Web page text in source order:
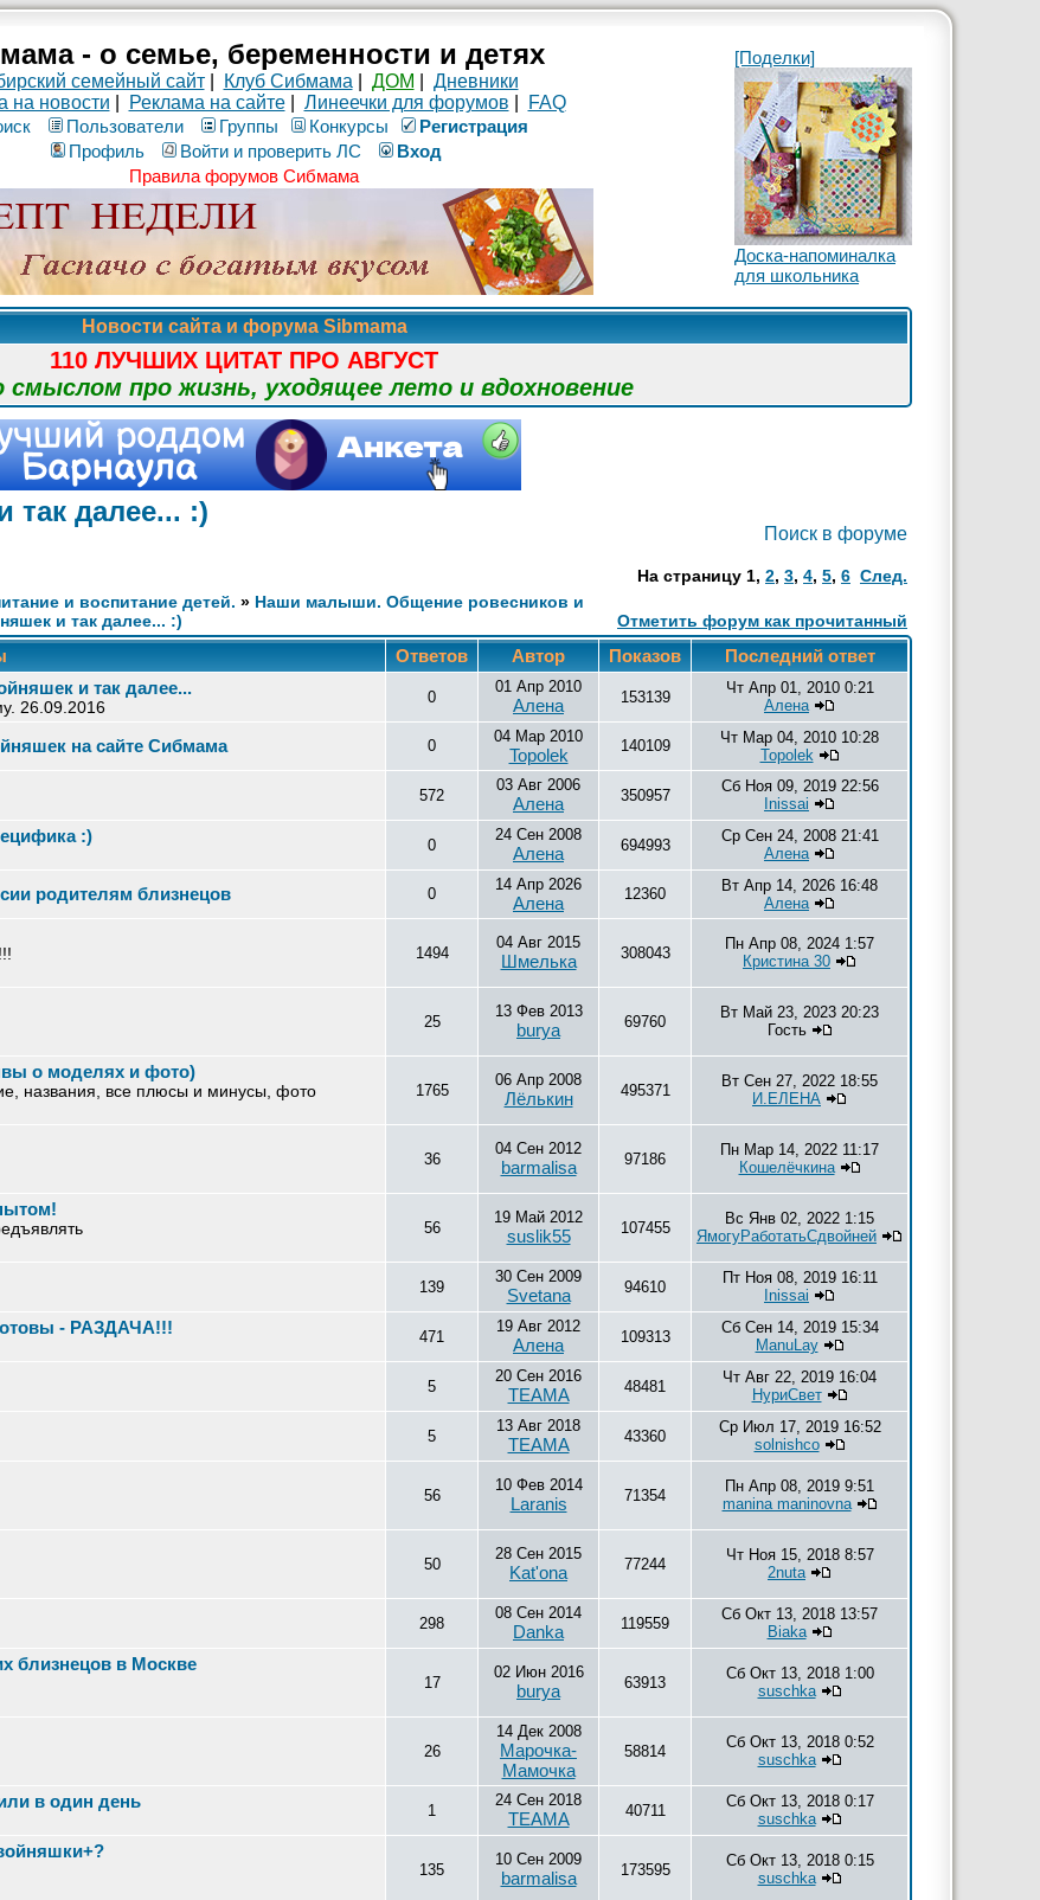
- о семье, беременности и детях
семейный сайт| Клуб Сибмама ДОМ
Дневники
на новости
Реклама на сайте| Линеечки для форумов
FAQ
Пользователи Группы Конкурсы
Рeгиcтpaция
Профиль
Войти и проверить ЛС
Вход
Правила форумов Сибмама
[Поделки]
Доска-напоминалка
для школьника
Новости сайта и форума Sibmama
110 ЛУЧШИХ ЦИТАТ ПРО АВГУСТ
про жизнь, уходящее лето и вдохновение
так далее... :)
Поиск в форуме
На страницу 1, 2, 3, 4, 5, 6 След.
и воспитание детей. » Наши малыши. Общение ровесников и
и так далее... :) Отметить форум как прочитанный
Ответов Автор Показов
Последний ответ
и так далее...
26.09.2016
0
01 Апр 2010
Алена 153139
Чт Апр 01, 2010 0:21
Алена
на сайте Сибмама 0
04 Мар 2010
Topolek 140109
Чт Мар 04, 2010 10:28
Topolek
572
03 Авг 2006
Алена 350957
Сб Ноя 09, 2019 22:56
Inissai
:) 0
24 Сен 2008
Алена 694993
Ср Сен 24, 2008 21:41
Алена
родителям близнецов 0
14 Апр 2026
Алена 12360
Вт Апр 14, 2026 16:48
Алена
1494
04 Авг 2015
Шмелька 308043
Пн Апр 08, 2024 1:57
Кристина 30
25
13 Фев 2013
burya 69760
Вт Май 23, 2023 20:23
Гость
о моделях и фото)
названия, все плюсы и минусы, фото
1765
06 Апр 2008
Лёлькин 495371
Вт Сен 27, 2022 18:55
И.ЕЛЕНА
36
04 Сен 2012
barmalisa 97186
Пн Мар 14, 2022 11:17
Кошелёчкина
56
19 Май 2012
suslik55 107455
Вс Янв 02, 2022 1:15
ЯмогуРаботатьСдвойней
139
30 Сен 2009
Svetana 94610
Пт Ноя 08, 2019 16:11
Inissai
- РАЗДАЧА!!! 471
19 Авг 2012
Алена 109313
Сб Сен 14, 2019 15:34
ManuLay
5
20 Сен 2016
ТЕАМА 48481
Чт Авг 22, 2019 16:04
НуриСвет
5
13 Авг 2018
ТЕАМА 43360
Ср Июл 17, 2019 16:52
solnishco
56
10 Фев 2014
Laranis 71354
Пн Апр 08, 2019 9:51
manina maninovna
50
28 Сен 2015
Kat'ona 77244
Чт Ноя 15, 2018 8:57
2nuta
298
08 Сен 2014
Danka 119559
Сб Окт 13, 2018 13:57
Biaka
близнецов в Москве
17
02 Июн 2016
burya 63913
Сб Окт 13, 2018 1:00
suschka
26
14 Дек 2008
Марочка-
Мамочка
58814
Сб Окт 13, 2018 0:52
suschka
в один день 1
24 Сен 2018
ТЕАМА 40711
Сб Окт 13, 2018 0:17
suschka
135
10 Сен 2009
barmalisa 173595
Сб Окт 13, 2018 0:15
suschka